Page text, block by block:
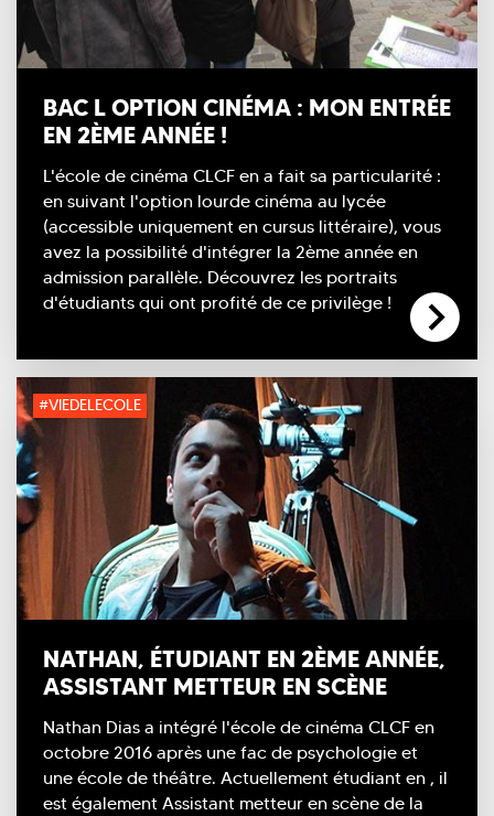
BAC L OPTION CINÉMA : MON ENTRÉE
EN 2ÈME ANNÉE !
L'école de cinéma CLCF en a fait sa particularité :
en suivant l'option lourde cinéma au lycée
(accessible uniquement en cursus littéraire), vous
avez la possibilité d'intégrer la 2ème année en
admission parallèle. Découvrez les portraits
d'étudiants qui ont profité de ce privilège !
#VIEDELECOLE
NATHAN, ÉTUDIANT EN 2ÈME ANNÉE,
ASSISTANT METTEUR EN SCÈNE
Nathan Dias a intégré l'école de cinéma CLCF en
octobre 2016 après une fac de psychologie et
une école de théâtre. Actuellement étudiant en , il
est également Assistant metteur en scène de la